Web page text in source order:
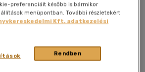
preferenciáit később is bármikor
menüpontban. További részletekért
Kft. adatkezelési
Rendben